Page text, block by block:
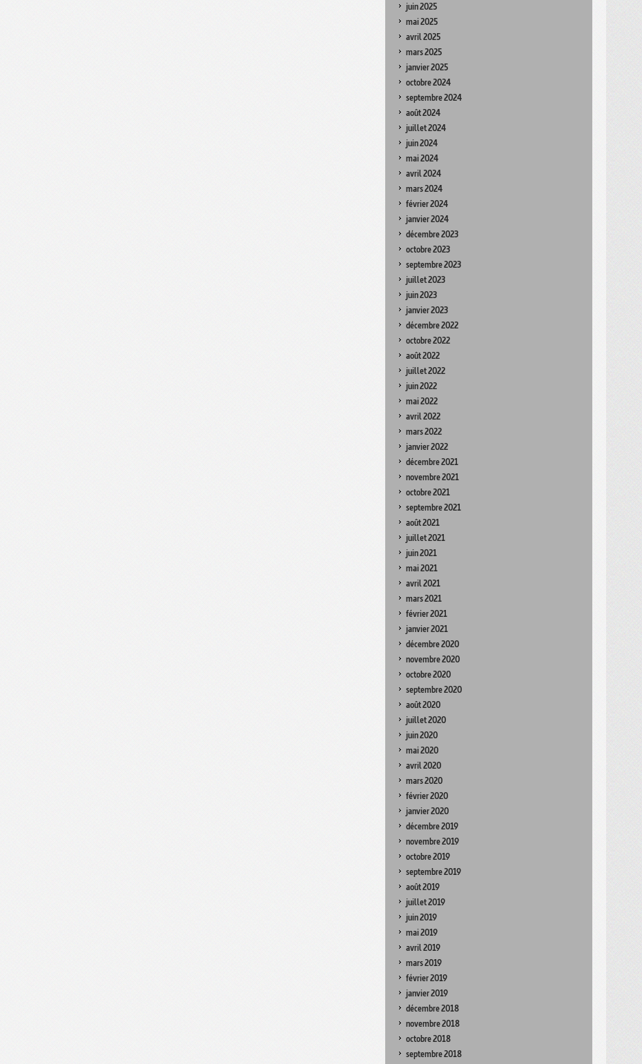
juin 2025
mai 2025
avril 2025
mars 2025
janvier 2025
octobre 2024
septembre 2024
août 2024
juillet 2024
juin 2024
mai 2024
avril 2024
mars 2024
février 2024
janvier 2024
décembre 2023
octobre 2023
septembre 2023
juillet 2023
juin 2023
janvier 2023
décembre 2022
octobre 2022
août 2022
juillet 2022
juin 2022
mai 2022
avril 2022
mars 2022
janvier 2022
décembre 2021
novembre 2021
octobre 2021
septembre 2021
août 2021
juillet 2021
juin 2021
mai 2021
avril 2021
mars 2021
février 2021
janvier 2021
décembre 2020
novembre 2020
octobre 2020
septembre 2020
août 2020
juillet 2020
juin 2020
mai 2020
avril 2020
mars 2020
février 2020
janvier 2020
décembre 2019
novembre 2019
octobre 2019
septembre 2019
août 2019
juillet 2019
juin 2019
mai 2019
avril 2019
mars 2019
février 2019
janvier 2019
décembre 2018
novembre 2018
octobre 2018
septembre 2018